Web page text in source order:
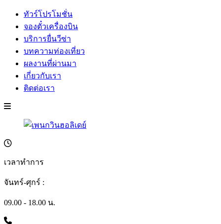
ทัวร์โปรโมชั่น
จองตั๋วเครื่องบิน
บริการยื่นวีซ่า
บทความท่องเที่ยว
ผลงานที่ผ่านมา
เกี่ยวกับเรา
ติดต่อเรา
เวลาทำการ
จันทร์-ศุกร์ :
09.00 - 18.00 น.